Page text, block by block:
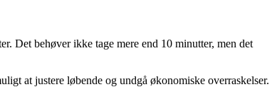
Det behøver ikke tage mere end 10 minutter, men det
at justere løbende og undgå økonomiske overraskelser.